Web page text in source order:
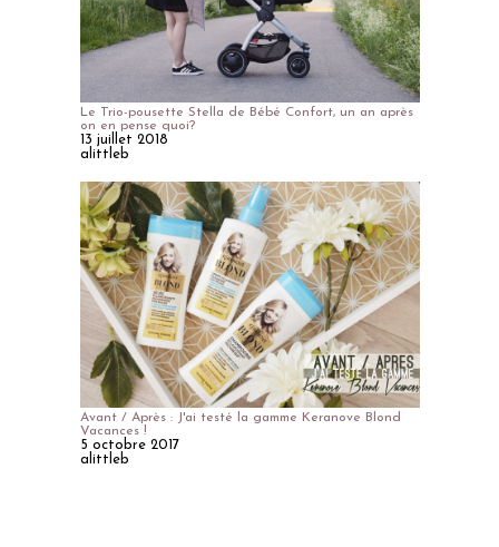
Le Trio-pousette Stella de Bébé Confort, un an après
on en pense quoi?
13 juillet 2018
alittleb
Avant / Après : J'ai testé la gamme Keranove Blond
Vacances !
5 octobre 2017
alittleb